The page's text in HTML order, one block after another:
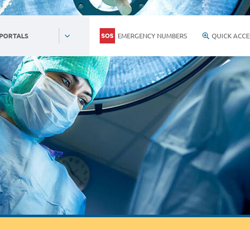
EMERGENCY NUMBERS QUICK